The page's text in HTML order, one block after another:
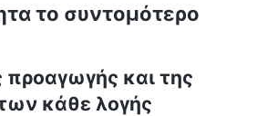
το συντομότερο
προαγωγής και της
κάθε λογής